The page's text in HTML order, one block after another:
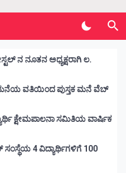
ಕುಂದ ವಾಹಿನಿ
ನ ನೂತನ ಅಧ್ಯಕ್ಷರಾಗಿ ಲ.
ಮನೆಯ ವತಿಯಿಂದ ಪುಸ್ತಕ ಮನೆ ವೆಬ್
ಕ್ಷೇಮಪಾಲನಾ ಸಮಿತಿಯ ವಾರ್ಷಿಕ
ಸಂಸ್ಥೆಯ 4 ವಿದ್ಯಾರ್ಥಿಗಳಿಗೆ 100